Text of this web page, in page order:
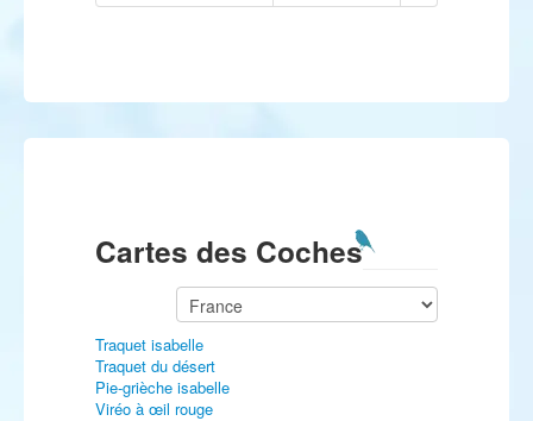
Cartes des Coches
Traquet isabelle
Traquet du désert
Pie-grièche isabelle
Viréo à œil rouge